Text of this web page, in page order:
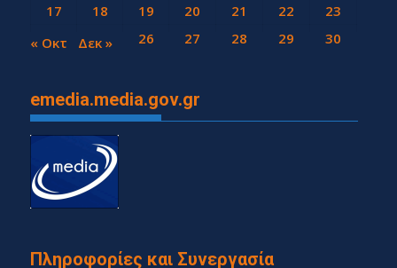
17
18 19 20 21 22
23
24
25 26 27 28 29 30
« Οκτ Δεκ »
emedia.media.gov.gr
Πληροφορίες και Συνεργασία